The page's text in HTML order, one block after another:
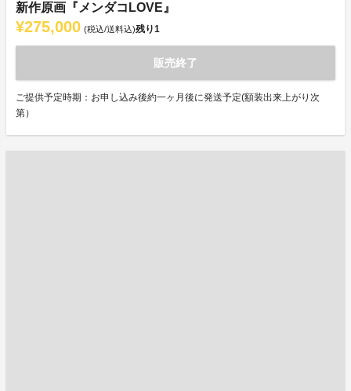
新作原画『メンダコLOVE』
¥275,000 (税込/送料込)残り1
販売終了
ご提供予定時期：お申し込み後約一ヶ月後に発送予定(額装出来上がり次
第）